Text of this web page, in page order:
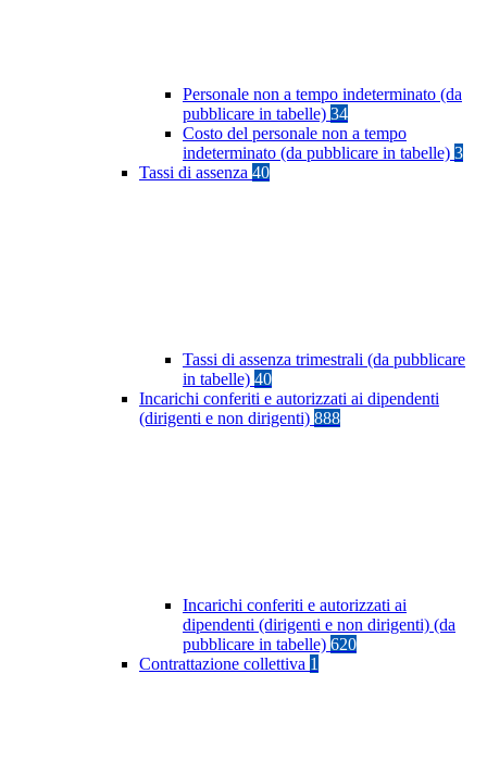
Personale non a tempo indeterminato (da
pubblicare in tabelle) 34
Costo del personale non a tempo
indeterminato (da pubblicare in tabelle) 3
Tassi di assenza 40
Tassi di assenza trimestrali (da pubblicare
in tabelle) 40
Incarichi conferiti e autorizzati ai dipendenti
(dirigenti e non dirigenti) 888
Incarichi conferiti e autorizzati ai
dipendenti (dirigenti e non dirigenti) (da
pubblicare in tabelle) 620
Contrattazione collettiva 1